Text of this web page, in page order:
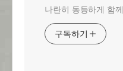
나란히 동등하게 함께
구독하기